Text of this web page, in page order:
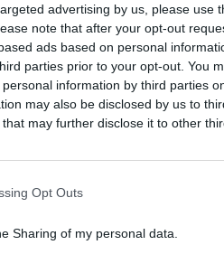
advertising by us, please use
note that after your opt-out
ads based on personal
parties prior to your opt-out. You
information by third parties
may also be disclosed by us to
that may further disclose it to other
Opt Outs
Sharing of my personal data.